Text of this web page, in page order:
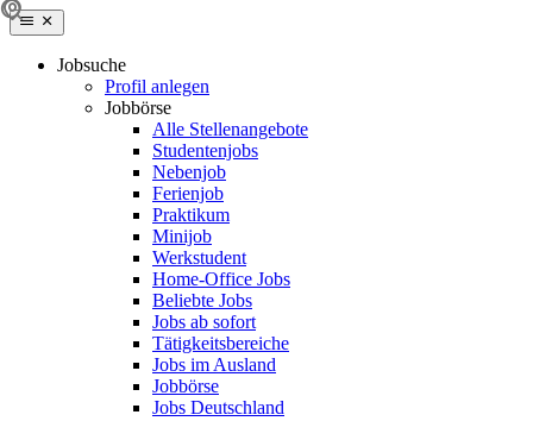
Jobsuche
Profil anlegen
Jobbörse
Alle Stellenangebote
Studentenjobs
Nebenjob
Ferienjob
Praktikum
Minijob
Werkstudent
Home-Office Jobs
Beliebte Jobs
Jobs ab sofort
Tätigkeitsbereiche
Jobs im Ausland
Jobbörse
Jobs Deutschland